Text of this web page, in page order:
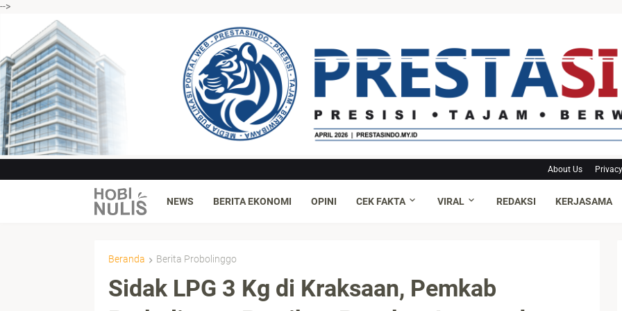
-->
About Us
NEWS BERITA EKONOMI OPINI CEK FAKTA VIRAL REDAKSI KERJASAMA
Beranda Berita Probolinggo
Sidak LPG 3 Kg di Kraksaan, Pemkab